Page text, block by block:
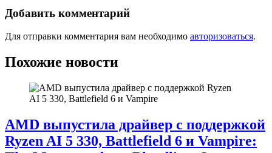
Добавить комментарий
Для отправки комментария вам необходимо авторизоваться.
Похожие новости
AMD выпустила драйвер с поддержкой
Ryzen AI 5 330, Battlefield 6 и Vampire: